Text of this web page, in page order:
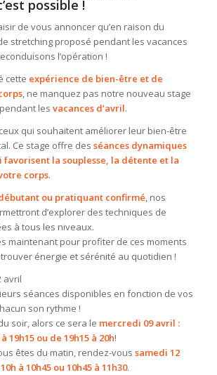
possible !
de vous annoncer qu’en raison du
stretching proposé pendant les vacances
l’opération !
cette expérience de bien-être et de
, ne manquez pas notre nouveau stage
les vacances d’avril.
qui souhaitent améliorer leur bien-être
Ce stage offre des séances dynamiques
favorisent la souplesse, la détente et la
corps.
ou pratiquant confirmé, nos
d’explorer des techniques de
à tous les niveaux.
maintenant pour profiter de ces moments
énergie et sérénité au quotidien !
avril
séances disponibles en fonction de vos
son rythme !
soir, alors ce sera le mercredi 09 avril :
19h15 ou de 19h15 à 20h!
êtes du matin, rendez-vous samedi 12
à 10h45 ou 10h45 à 11h30.